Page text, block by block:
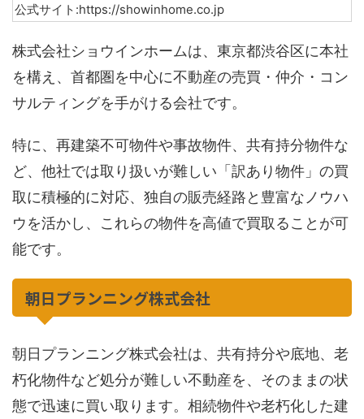
公式サイト:https://showinhome.co.jp​
株式会社ショウインホームは、東京都渋谷区に本社
を構え、首都圏を中心に不動産の売買・仲介・コン
サルティングを手がける会社です。​
特に、再建築不可物件や事故物件、共有持分物件な
ど、他社では取り扱いが難しい「訳あり物件」の買
取に積極的に対応、独自の販売経路と豊富なノウハ
ウを活かし、これらの物件を高値で買取ることが可
能です。
朝日プランニング株式会社
朝日プランニング株式会社は、共有持分や底地、老
朽化物件など処分が難しい不動産を、そのままの状
態で迅速に買い取ります。相続物件や老朽化した建